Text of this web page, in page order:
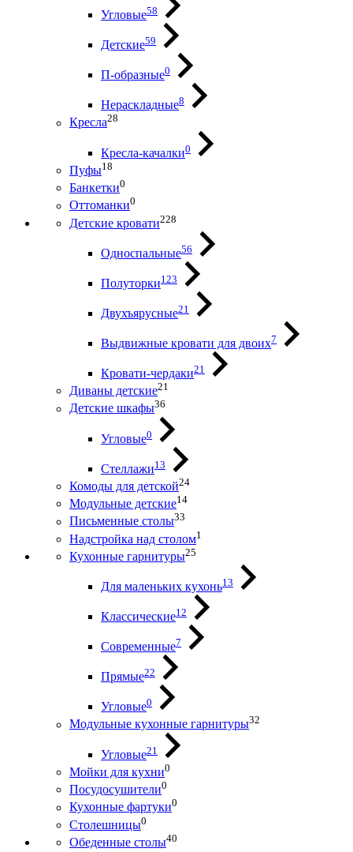
Угловые58
Детские59
П-образные0
Нераскладные8
Кресла28
Кресла-качалки0
Пуфы18
Банкетки0
Оттоманки0
Детские кровати228
Односпальные56
Полуторки123
Двухъярусные21
Выдвижные кровати для двоих7
Кровати-чердаки21
Диваны детские21
Детские шкафы36
Угловые0
Стеллажи13
Комоды для детской24
Модульные детские14
Письменные столы33
Надстройка над столом1
Кухонные гарнитуры25
Для маленьких кухонь13
Классические12
Современные7
Прямые22
Угловые0
Модульные кухонные гарнитуры32
Угловые21
Мойки для кухни0
Посудосушители0
Кухонные фартуки0
Столешницы0
Обеденные столы40